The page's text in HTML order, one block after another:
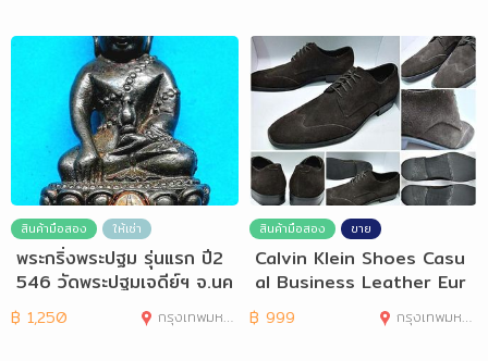
สินค้ามือสอง ให้เช่า
พระกริ่งพระปฐม รุ่นแรก ปี2
546 วัดพระปฐมเจดีย์ฯ จ.นค
รปฐม
฿ 1,250 กรุงเทพมหานคร
สินค้ามือสอง ขาย
Calvin Klein Shoes Casu
al Business Leather Eur
42,43
฿ 999 กรุงเทพมหานคร